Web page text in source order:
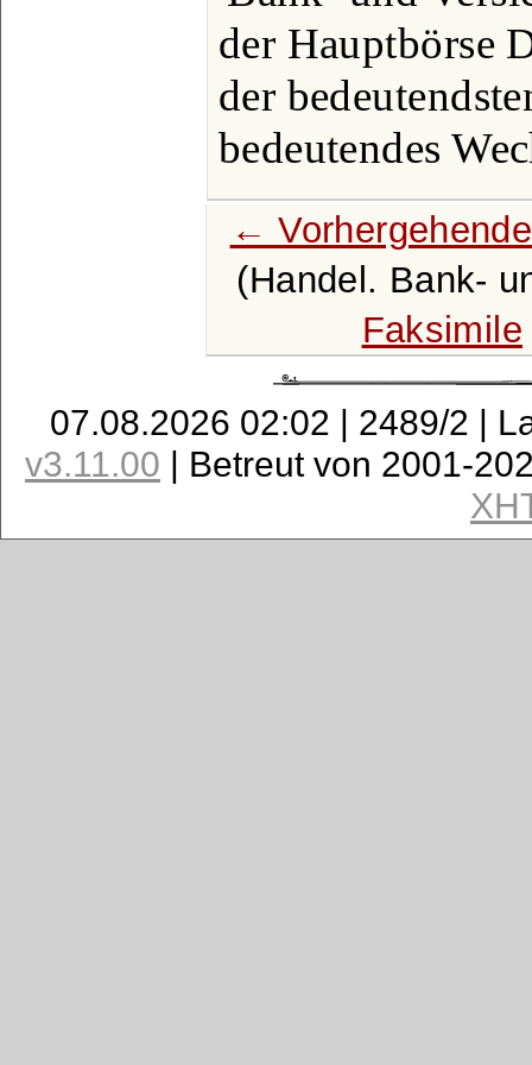
der Hauptbörse
der
bedeutendes
←
(Handel. Bank-
Faksimile
07.08.2026 02:02 | 2489/2 |
v3.11.00 | Betreut von 2001-